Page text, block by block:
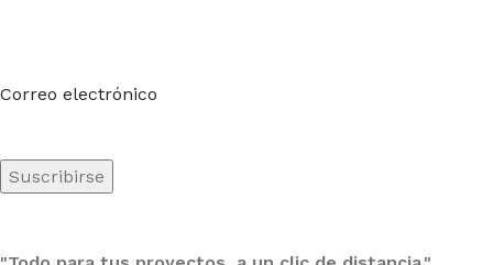
Correo electrónico